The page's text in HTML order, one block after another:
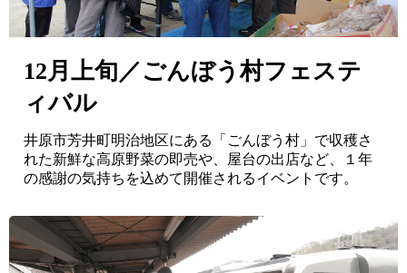
12月上旬／ごんぼう村フェステ
ィバル
井原市芳井町明治地区にある「ごんぼう村」で収穫さ
れた新鮮な高原野菜の即売や、屋台の出店など、１年
の感謝の気持ちを込めて開催されるイベントです。